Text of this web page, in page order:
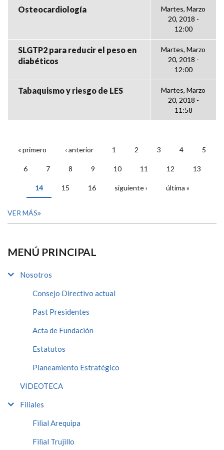
Osteocardiología
Martes, Marzo
20, 2018 -
12:00
SLGTP2 para reducir el peso en
diabéticos
Martes, Marzo
20, 2018 -
12:00
Tabaquismo y riesgo de LES
Martes, Marzo
20, 2018 -
11:58
PÁGINAS
« primero ‹ anterior 1 2 3 4 5
6 7 8 9 10 11 12 13
14 15 16 siguiente › última »
VER MÁS
MENÚ PRINCIPAL
Nosotros
Consejo Directivo actual
Past Presidentes
Acta de Fundación
Estatutos
Planeamiento Estratégico
VIDEOTECA
Filiales
Filial Arequipa
Filial Trujillo